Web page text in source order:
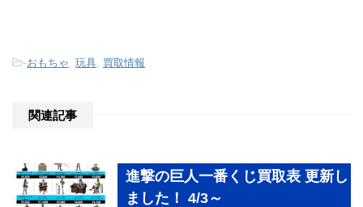
-おもちゃ 玩具 買取情報
関連記事
進撃の巨人一番くじ買取表 更新し
ました！ 4/3～